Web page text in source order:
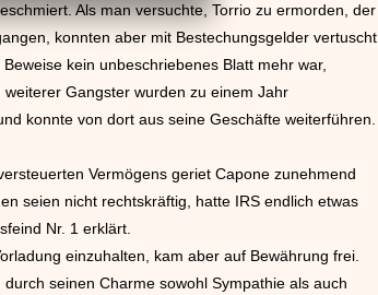
Als man versuchte, Torrio zu ermorden, der
konnten aber mit Bestechungsgelder vertuscht
kein unbeschriebenes Blatt mehr war,
Gangster wurden zu einem Jahr
konnte von dort aus seine Geschäfte weiterführen.
Vermögens geriet Capone zunehmend
seien nicht rechtskräftig, hatte IRS endlich etwas
Nr. 1 erklärt.
einzuhalten, kam aber auf Bewährung frei.
seinen Charme sowohl Sympathie als auch